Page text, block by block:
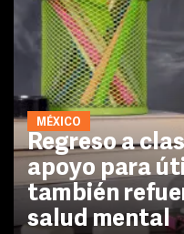
MÉXICO
Regreso a
apoyo para
también
salud mental